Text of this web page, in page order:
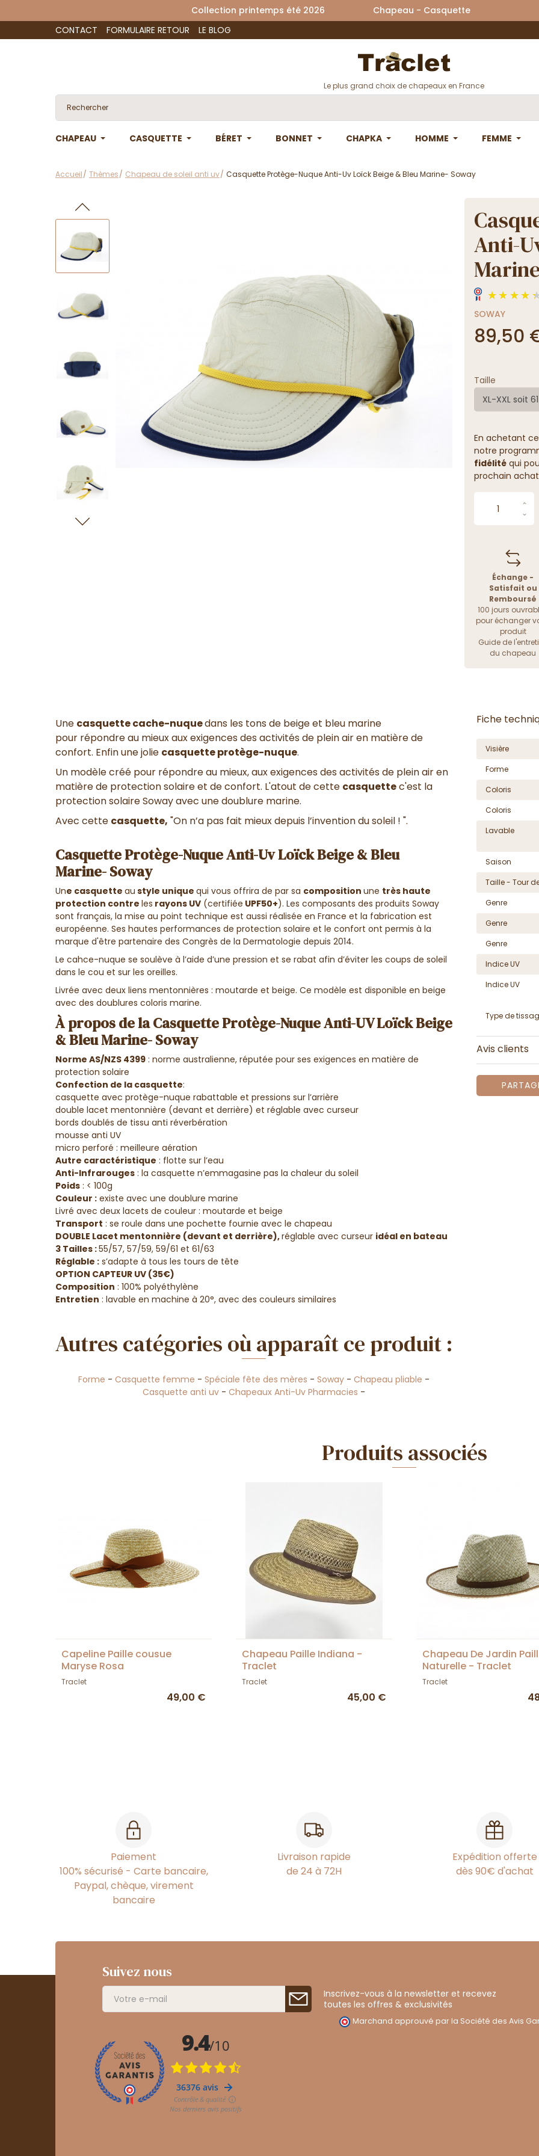
Collection printemps été 2026 Chapeau - Casquette
CONTACT
FORMULAIRE RETOUR LE BLOG
Le plus grand choix de chapeaux en France
CHAPEAU CASQUETTE BÉRET BONNET CHAPKA HOMME FEMME
Accueil Thèmes Chapeau de soleil anti uv Casquette Protège-Nuque Anti-Uv Loïck Beige & Bleu Marine- Soway
Anti-
SOWAY
89,50
Taille
XL-XXL soit
En achetant
notre
fidélitéqui
prochain
Échange -
Satisfait ou
Remboursé
100 jours
pour échanger
produit
Guide de
du chapeau
Une casquette cache-nuquedans les tons de beige et bleu marine
pour répondre au mieux aux exigences des activités de plein air en matière de
confort. Enfin une jolie casquette protège-nuque.
Un modèle créé pour répondre au mieux, aux exigences des activités de plein air en
matière de protection solaire et de confort. L'atout de cette casquettec'est la
protection solaire Soway avec une doublure marine.
Avec cette casquette, "On n’a pas fait mieux depuis l’invention du soleil ! ".
Casquette Protège-Nuque Anti-Uv Loïck Beige & Bleu
Marine- Soway
Une casquette au style unique qui vous offrira de par sa composition une très haute
protection contre les rayons UV (certifiée UPF50+). Les composants des produits Soway
sont français, la mise au point technique est aussi réalisée en France et la fabrication est
européenne. Ses hautes performances de protection solaire et le confort ont permis à la
marque d'être partenaire des Congrès de la Dermatologie depuis 2014.
Le cahce-nuque se soulève à l’aide d’une pression et se rabat afin d’éviter les coups de soleil
dans le cou et sur les oreilles.
Livrée avec deux liens mentonnières : moutarde et beige. Ce modèle est disponible en beige
avec des doublures coloris marine.
À propos de la Casquette Protège-Nuque Anti-UV Loïck Beige
& Bleu Marine- Soway
Norme AS/NZS 4399 : norme australienne, réputée pour ses exigences en matière de
protection solaire
Confection de la casquette:
casquette avec protège-nuque rabattable et pressions sur l’arrière
double lacet mentonnière (devant et derrière) et réglable avec curseur
bords doublés de tissu anti réverbération
mousse anti UV
micro perforé : meilleure aération
Autre caractéristique : flotte sur l’eau
Anti-Infrarouges : la casquette n’emmagasine pas la chaleur du soleil
Poids : < 100g
Couleur : existe avec une doublure marine
Livré avec deux lacets de couleur : moutarde et beige
Transport : se roule dans une pochette fournie avec le chapeau
DOUBLE Lacet mentonnière (devant et derrière),réglable avec curseur idéal en bateau
3 Tailles :55/57, 57/59, 59/61 et 61/63
Réglable : s’adapte à tous les tours de tête
OPTION CAPTEUR UV (35€)
Composition : 100% polyéthylène
Entretien : lavable en machine à 20°, avec des couleurs similaires
Autres catégories où apparaît ce produit :
Forme - Casquette femme - Spéciale fête des mères - Soway- Chapeau pliable -
Casquette anti uv- Chapeaux Anti-Uv Pharmacies -
Fiche
Visière
Forme
Coloris
Coloris
Lavable
Saison
Taille - Tour
Genre
Genre
Genre
Indice UV
Indice UV
Type de
Avis clients
Produits associés
Capeline Paille cousue
Maryse Rosa
Traclet
49,00 €
Chapeau Paille Indiana -
Traclet
Traclet
45,00 €
Chapeau De Jardin
Naturelle - Traclet
Traclet
Paiement
100% sécurisé - Carte bancaire,
Paypal, chèque, virement
bancaire
Livraison rapide
de 24 à 72H
Expédition offerte
dès 90€ d'achat
Suivez nous
Inscrivez-vous à la newsletter et recevez
toutes les offres & exclusivités
Marchand approuvé par la Société des Avis